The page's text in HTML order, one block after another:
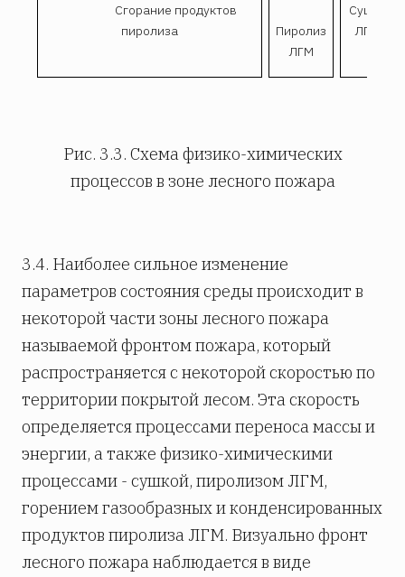
Сгорание продуктов
пиролиза
Пиролиз
ЛГМ
Сушка
ЛГМ
Рис. 3.3. Схема физико-химических
процессов в зоне лесного пожара
3.4. Наиболее сильное изменение
параметров состояния среды происходит в
некоторой части зоны лесного пожара
называемой фронтом пожара, который
распространяется с некоторой скоростью по
территории покрытой лесом. Эта скорость
определяется процессами переноса массы и
энергии, а также физико-химическими
процессами - сушкой, пиролизом ЛГМ,
горением газообразных и конденсированных
продуктов пиролиза ЛГМ. Визуально фронт
лесного пожара наблюдается в виде